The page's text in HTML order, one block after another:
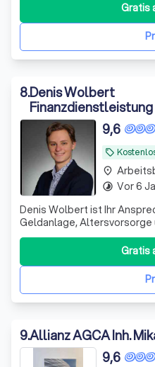
Gratis
8.Denis Wolbert
Finanzdienstleistung
local_offer
9,6
Denis Wolbert ist Ihr
Geldanlage, Altersvorsorge und
unabhängig ✅Hohe
Gratis
place
timelapse Vor 6
9.Allianz AGCA Inh.
9,6